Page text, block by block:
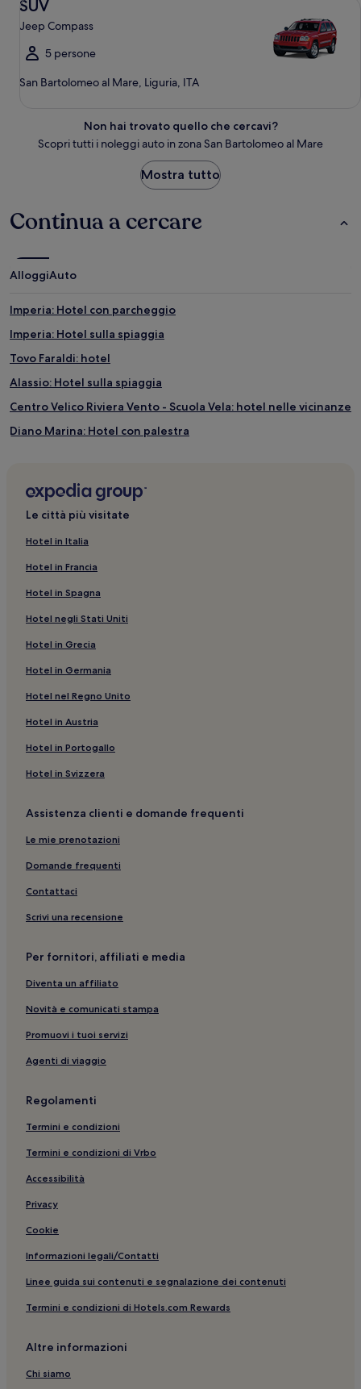
SUV
Jeep Compass
5 persone
San Bartolomeo al Mare, Liguria, ITA
Non hai trovato quello che cercavi?
Scopri tutti i noleggi auto in zona San Bartolomeo al Mare
Mostra tutto
Continua a cercare
AlloggiAuto
Imperia: Hotel con parcheggio
Imperia: Hotel sulla spiaggia
Tovo Faraldi: hotel
Alassio: Hotel sulla spiaggia
Centro Velico Riviera Vento - Scuola Vela: hotel nelle vicinanze
Diano Marina: Hotel con palestra
Diano Marina: Appartamenti
Garassini: hotel
Diano Marina: hotel
Cervo: Appartamenti
Diano Marina: Hotel sulla spiaggia
Imperia: Hotel con cucina
Chiesa di Sant'Antonio Abate: hotel nelle vicinanze
Imperia: Hotel con servizi business
Diano Castello: hotel
Spiaggia Libera: hotel nelle vicinanze
Laigueglia: Hotel sulla spiaggia
Diano Marina: Hotel economici
Cervo: hotel
Diano Marina: hotel a 3 stelle
Andora: Hotel con animali ammessi
Spiaggia libera attrezzata: hotel nelle vicinanze
Roncagli: hotel
Stazione di Diano: hotel nelle vicinanze
Diano Marina: Hotel con parcheggio
San Bartolomeo al Mare: hotel a 3 stelle
Laigueglia: hotel
Molo delle Tartarughe: hotel nelle vicinanze
San Bartolomeo al Mare: Hotel con parcheggio
Spiaggia Galeazza: hotel nelle vicinanze
Diano Marina: Hotel con servizi business
Oneglia: hotel
Borgo d'Oneglia: hotel
Porto di Diano Marina: hotel nelle vicinanze
Diano Borello: hotel
San Simone: hotel
Imperia: Hotel con animali ammessi
Le città più visitate
Hotel in Italia
Hotel in Francia
Hotel in Spagna
Hotel negli Stati Uniti
Hotel in Grecia
Hotel in Germania
Hotel nel Regno Unito
Hotel in Austria
Hotel in Portogallo
Hotel in Svizzera
Assistenza clienti e domande frequenti
Le mie prenotazioni
Domande frequenti
Contattaci
Scrivi una recensione
Per fornitori, affiliati e media
Diventa un affiliato
Novità e comunicati stampa
Promuovi i tuoi servizi
Agenti di viaggio
Regolamenti
Termini e condizioni
Termini e condizioni di Vrbo
Accessibilità
Privacy
Cookie
Informazioni legali/Contatti
Linee guida sui contenuti e segnalazione dei contenuti
Termini e condizioni di Hotels.com Rewards
Altre informazioni
Chi siamo